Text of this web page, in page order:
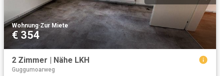
Wohnung·Zur Miete
€ 354
2 Zimmer | Nähe LKH
Guggumoarweg